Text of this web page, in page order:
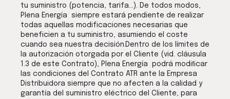
tu suministro (potencia, tarifa…). De todos modos,
Plena Energía siempre estará pendiente de realizar
todas aquellas modificaciones necesarias que
beneficien a tu suministro, asumiendo el coste
cuando sea nuestra decisión.Dentro de los límites de
la autorización otorgada por el Cliente (vid. cláusula
1.3 de este Contrato), Plena Energía podrá modiﬁcar
las condiciones del Contrato ATR ante la Empresa
Distribuidora siempre que no afecten a la calidad y
garantía del suministro eléctrico del Cliente, para